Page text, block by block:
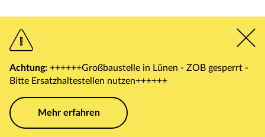
Achtung: ++++++Großbaustelle in Lünen - ZOB gesperrt -
Bitte Ersatzhaltestellen nutzen++++++
Mehr erfahren